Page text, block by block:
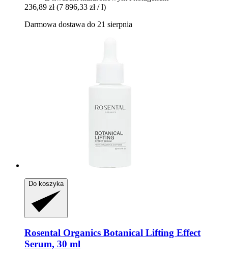
236,89 zł (7 896,33 zł / l)
Darmowa dostawa do 21 sierpnia
Do koszyka
Rosental Organics Botanical Lifting Effect
Serum, 30 ml